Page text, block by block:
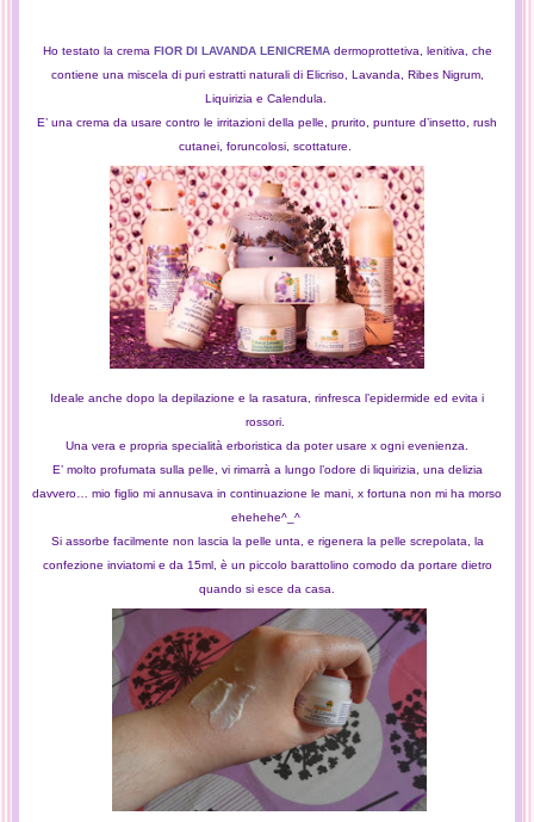
Ho testato la crema FIOR DI LAVANDA LENICREMAdermoprottetiva, lenitiva,
che
contiene una miscela di puri estratti naturali di Elicriso, Lavanda, Ribes Nigrum,
Liquirizia e Calendula.
E’ una crema da usare contro le irritazioni della pelle, prurito, punture d’insetto, rush
cutanei, foruncolosi, scottature.
Ideale anche dopo la depilazione e la rasatura, rinfresca l’epidermide ed evita i
rossori.
Una vera e propria specialità erboristica da poter usare x ogni evenienza.
E’ molto profumata sulla pelle, vi rimarrà a lungo l’odore di liquirizia, una delizia
davvero… mio figlio mi annusava in continuazione le mani, x fortuna non mi ha morso
ehehehe^_^
Si assorbe facilmente non lascia la pelle unta, e rigenera la pelle screpolata, la
confezione inviatomi e da 15ml, è un piccolo barattolino comodo da portare dietro
quando si esce da casa.